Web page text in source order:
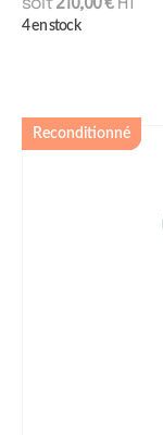
4 en stock
Reconditionné